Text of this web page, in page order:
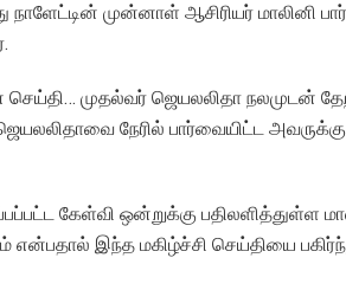
முன்னாள் ஆசிரியர் மாலினி
செய்தி… முதல்வர் ஜெயலலிதா நலமுடன்
நேரில் பார்வையிட்ட
கேள்வி ஒன்றுக்கு பதிலளித்துள்ள
என்பதால் இந்த மகிழ்ச்சி செய்தியை